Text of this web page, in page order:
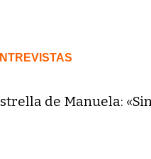
de Manuela: